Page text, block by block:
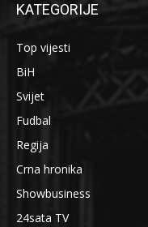
KATEGORIJE
Top vijesti
BiH
Svijet
Fudbal
Regija
Crna hronika
Showbusiness
24sata TV